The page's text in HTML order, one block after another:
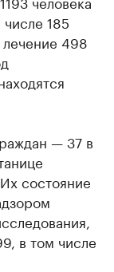
185
498
— 37 в
состояние
в том числе